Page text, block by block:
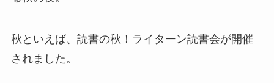
秋といえば、読書の秋！ライターン読書会が開催
されました。